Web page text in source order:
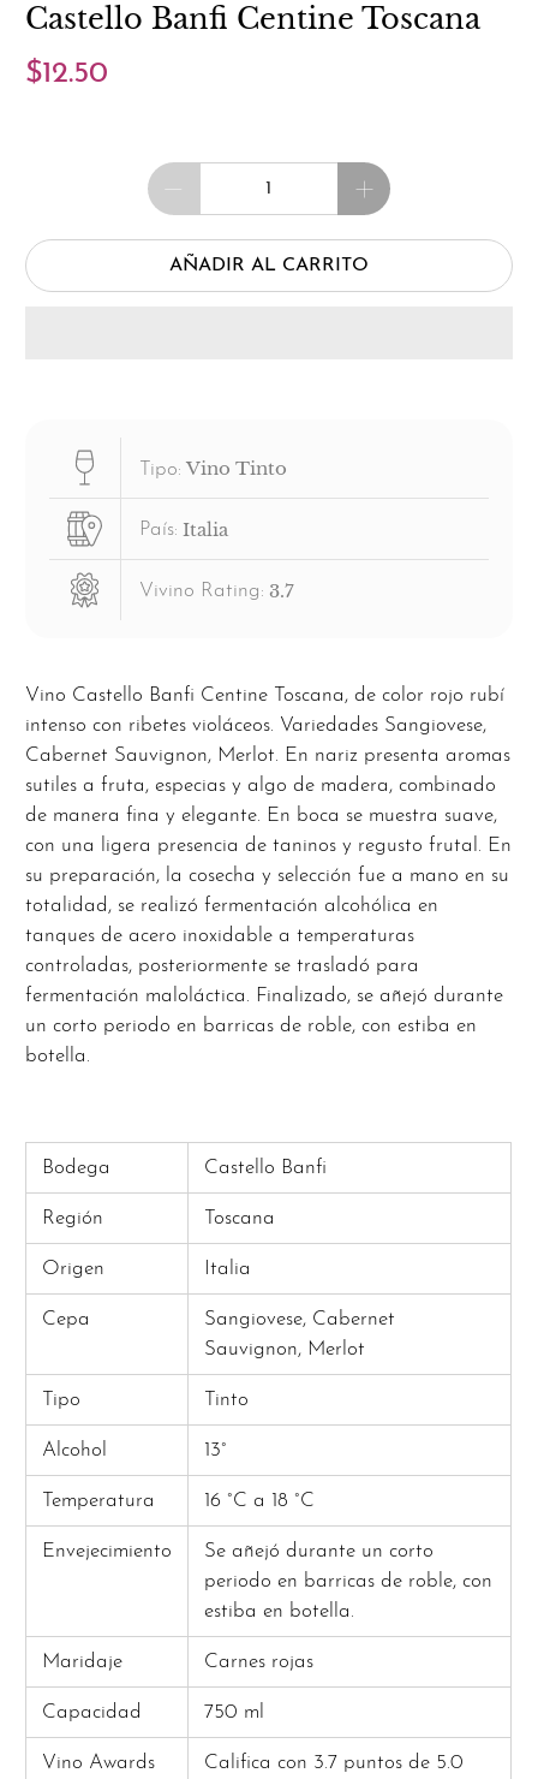
Castello Banfi Centine Toscana
$12.50
Cantidad
AÑADIR AL CARRITO
Tipo: Vino Tinto
País: Italia
Vivino Rating: 3.7
Vino Castello Banfi Centine Toscana, de color rojo rubí
intenso con ribetes violáceos. Variedades Sangiovese,
Cabernet Sauvignon, Merlot. En nariz presenta aromas
sutiles a fruta, especias y algo de madera, combinado
de manera fina y elegante. En boca se muestra suave,
con una ligera presencia de taninos y regusto frutal. En
su preparación, la cosecha y selección fue a mano en su
totalidad, se realizó fermentación alcohólica en
tanques de acero inoxidable a temperaturas
controladas, posteriormente se trasladó para
fermentación maloláctica. Finalizado, se añejó durante
un corto periodo en barricas de roble, con estiba en
botella.
Bodega Castello Banfi
Región Toscana
Origen Italia
Cepa
Sangiovese, Cabernet
Sauvignon, Merlot
Tipo Tinto
Alcohol 13°
Temperatura 16 °C a 18 °C
Envejecimiento
Se añejó durante un corto
periodo en barricas de roble, con
estiba en botella.
Maridaje Carnes rojas
Capacidad 750 ml
Vino Awards Califica con 3.7 puntos de 5.0